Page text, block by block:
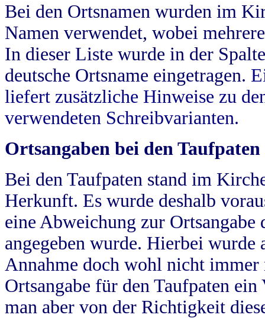
Bei den Ortsnamen wurden im
Namen verwendet, wobei
In dieser Liste wurde in der
deutsche Ortsname eingetragen.
liefert zusätzliche Hinweise zu
verwendeten Schreibvarianten.
Ortsangaben bei den Taufpaten
Bei den Taufpaten stand im
Herkunft. Es wurde deshalb
eine Abweichung zur
angegeben wurde. Hierbei wurde
Annahme doch wohl nicht
Ortsangabe für den Taufpaten
man aber von der Richtigkeit